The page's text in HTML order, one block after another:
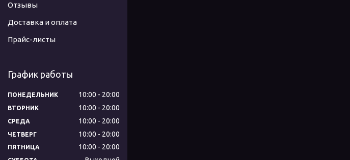
Отзывы
Доставка и оплата
Прайс-листы
График работы
ПОНЕДЕЛЬНИК 10:00 20:00
ВТОРНИК 10:00 20:00
СРЕДА 10:00 20:00
ЧЕТВЕРГ 10:00 20:00
ПЯТНИЦА 10:00 20:00